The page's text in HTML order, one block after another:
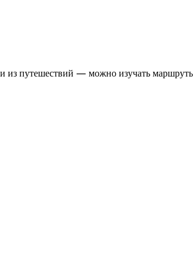
из путешествий — можно изучать